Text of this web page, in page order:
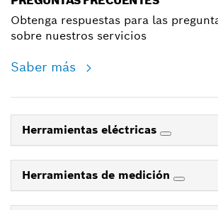
Obtenga respuestas para las
sobre nuestros servicios
Saber más
Herramientas eléctricas
Herramientas de medición